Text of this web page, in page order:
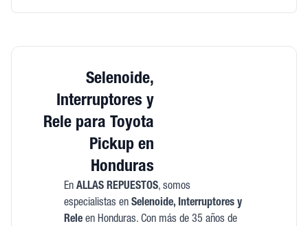
Selenoide,
Interruptores y
Rele para Toyota
Pickup en
Honduras
En ALLAS REPUESTOS, somos
especialistas en Selenoide, Interruptores y
Releen Honduras. Con más de 35 años de